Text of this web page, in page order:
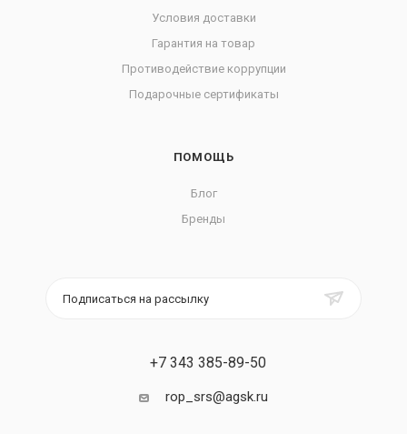
Условия доставки
Гарантия на товар
Противодействие коррупции
Подарочные сертификаты
ПОМОЩЬ
Блог
Бренды
Подписаться на рассылку
+7 343 385-89-50
rop_srs@agsk.ru